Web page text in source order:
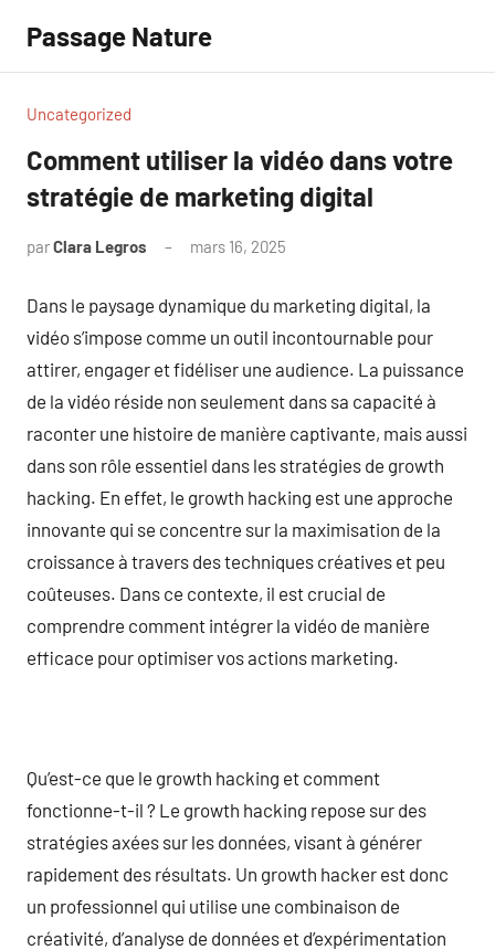
contenu
Passage Nature
Uncategorized
Comment utiliser la vidéo dans votre
stratégie de marketing digital
parClara Legros mars 16, 2025
Dans le paysage dynamique du marketing digital, la
vidéo s’impose comme un outil incontournable pour
attirer, engager et fidéliser une audience. La puissance
de la vidéo réside non seulement dans sa capacité à
raconter une histoire de manière captivante, mais aussi
dans son rôle essentiel dans les stratégies de growth
hacking. En effet, le growth hacking est une approche
innovante qui se concentre sur la maximisation de la
croissance à travers des techniques créatives et peu
coûteuses. Dans ce contexte, il est crucial de
comprendre comment intégrer la vidéo de manière
efficace pour optimiser vos actions marketing.
Qu’est-ce que le growth hacking et comment
fonctionne-t-il ? Le growth hacking repose sur des
stratégies axées sur les données, visant à générer
rapidement des résultats. Un growth hacker est donc
un professionnel qui utilise une combinaison de
créativité, d’analyse de données et d’expérimentation